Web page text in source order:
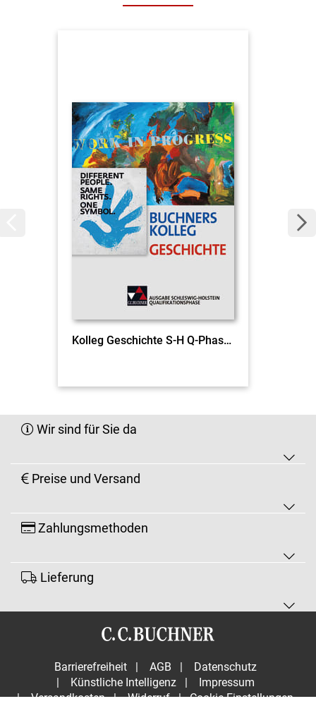
Kolleg Geschichte S-H Q-Phase Ausgabe ab 2016
Wir sind für Sie da
Preise und Versand
Zahlungsmethoden
Lieferung
Barrierefreiheit AGB
Datenschutz
Künstliche Intelligenz
Impressum
|
Versandkosten | Widerruf | Cookie-Einstellungen